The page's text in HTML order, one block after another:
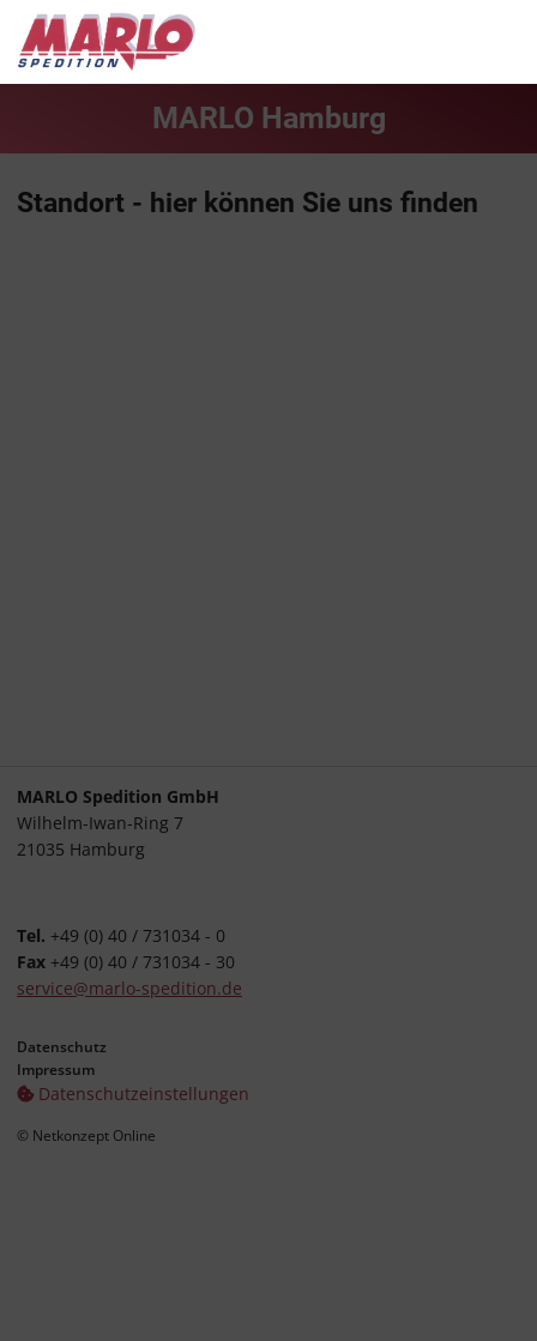
MARLO Hamburg
Standort - hier können Sie uns finden
MARLO Spedition GmbH
Wilhelm-Iwan-Ring 7
21035 Hamburg
Tel. +49 (0) 40 / 731034 - 0
Fax +49 (0) 40 / 731034 - 30
service@marlo-spedition.de
Datenschutz
Impressum
Datenschutz­einstellungen
© Netkonzept Online